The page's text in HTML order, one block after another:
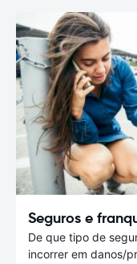
Seguros e
De que tipo de
incorrer em danos/